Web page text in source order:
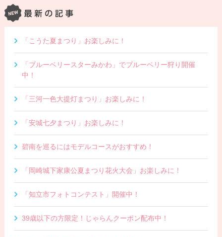
「こうた夏まつり」お楽しみに！
「ブルーベリースターみかわ」でブルーベリー狩り開催
中！
「三河一色大提灯まつり」お楽しみに！
「安城七夕まつり」お楽しみに！
碧南を巡るにはモデルコースがおすすめ！
「岡崎城下家康公夏まつり花火大会」お楽しみに！
「知立市フォトコンテスト」開催中！
39歳以下の方限定！じゃらんクーポン配布中！